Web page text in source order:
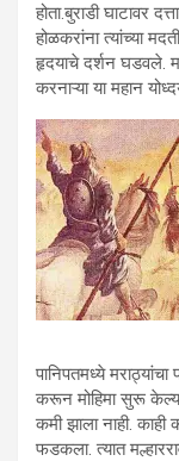
होता.बुराडी घाटावर
होळकरांना त्यांच्या
हृदयाचे दर्शन घडवले.
करनाऱ्या या महान
पानिपतमध्ये मराठ्यांचा
करून मोहिमा सुरू केल्या
कमी झाला नाही. काही
फडकला. त्यात